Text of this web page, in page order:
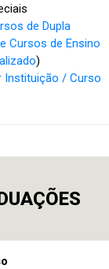
de Dupla
Cursos de Ensino
)
Instituição / Curso